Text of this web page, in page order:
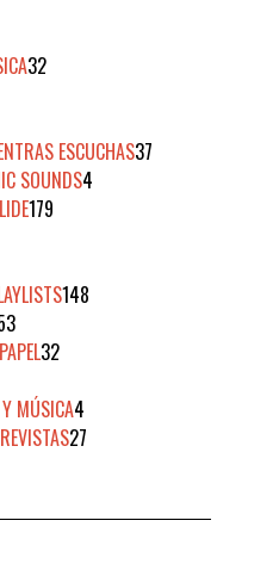
32
ESCUCHAS37
SOUNDS4
179
148
32
MÚSICA4
27